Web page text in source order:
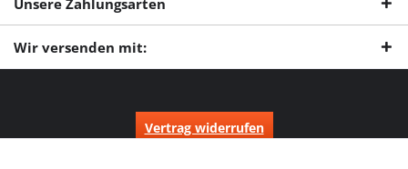
Unsere Zahlungsarten
Wir versenden mit:
Vertrag widerrufen